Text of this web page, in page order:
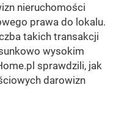
nieruchomości
prawa do lokalu.
takich transakcji
wysokim
sprawdzili, jak
darowizn